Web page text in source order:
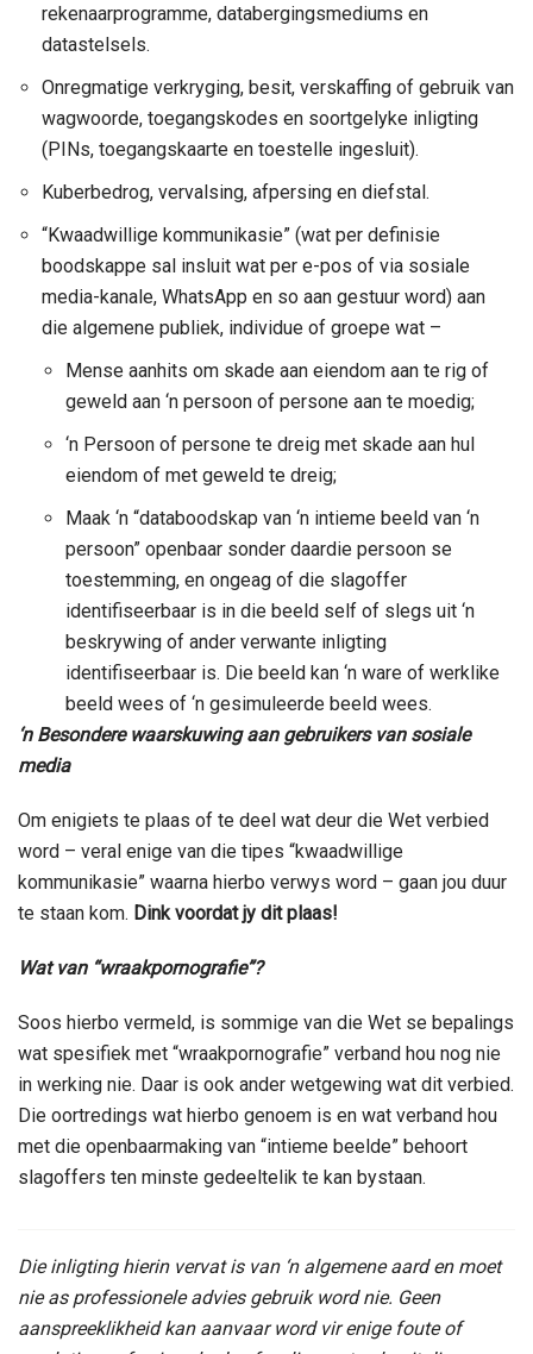
rekenaarprogramme, databergingsmediums en
datastelsels.
Onregmatige verkryging, besit, verskaffing of gebruik van
wagwoorde, toegangskodes en soortgelyke inligting
(PINs, toegangskaarte en toestelle ingesluit).
Kuberbedrog, vervalsing, afpersing en diefstal.
“Kwaadwillige kommunikasie” (wat per definisie
boodskappe sal insluit wat per e-pos of via sosiale
media-kanale, WhatsApp en so aan gestuur word) aan
die algemene publiek, individue of groepe wat –
Mense aanhits om skade aan eiendom aan te rig of
geweld aan ‘n persoon of persone aan te moedig;
‘n Persoon of persone te dreig met skade aan hul
eiendom of met geweld te dreig;
Maak ‘n “databoodskap van ‘n intieme beeld van ‘n
persoon” openbaar sonder daardie persoon se
toestemming, en ongeag of die slagoffer
identifiseerbaar is in die beeld self of slegs uit ‘n
beskrywing of ander verwante inligting
identifiseerbaar is. Die beeld kan ‘n ware of werklike
beeld wees of ‘n gesimuleerde beeld wees.
‘n Besondere waarskuwing aan gebruikers van sosiale
media
Om enigiets te plaas of te deel wat deur die Wet verbied
word – veral enige van die tipes “kwaadwillige
kommunikasie” waarna hierbo verwys word – gaan jou duur
te staan kom. Dink voordat jy dit plaas!
Wat van “wraakpornografie”?
Soos hierbo vermeld, is sommige van die Wet se bepalings
wat spesifiek met “wraakpornografie” verband hou nog nie
in werking nie. Daar is ook ander wetgewing wat dit verbied.
Die oortredings wat hierbo genoem is en wat verband hou
met die openbaarmaking van “intieme beelde” behoort
slagoffers ten minste gedeeltelik te kan bystaan.
Die inligting hierin vervat is van ‘n algemene aard en moet
nie as professionele advies gebruik word nie. Geen
aanspreeklikheid kan aanvaar word vir enige foute of